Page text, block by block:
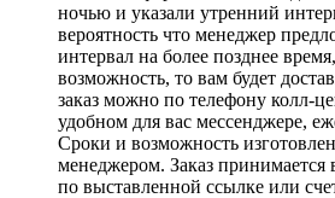
ночью и указали утренний
вероятность что менеджер
интервал на более позднее
возможность, то вам будет
заказ можно по телефону колл-
удобном для вас мессенджере,
Сроки и возможность
менеджером. Заказ принимается
по выставленной ссылке или